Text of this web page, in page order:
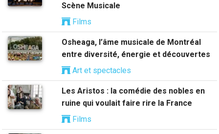
Scène Musicale
Films
Osheaga, l’âme musicale de Montréal
entre diversité, énergie et découvertes
Art et spectacles
Les Aristos : la comédie des nobles en
ruine qui voulait faire rire la France
Films